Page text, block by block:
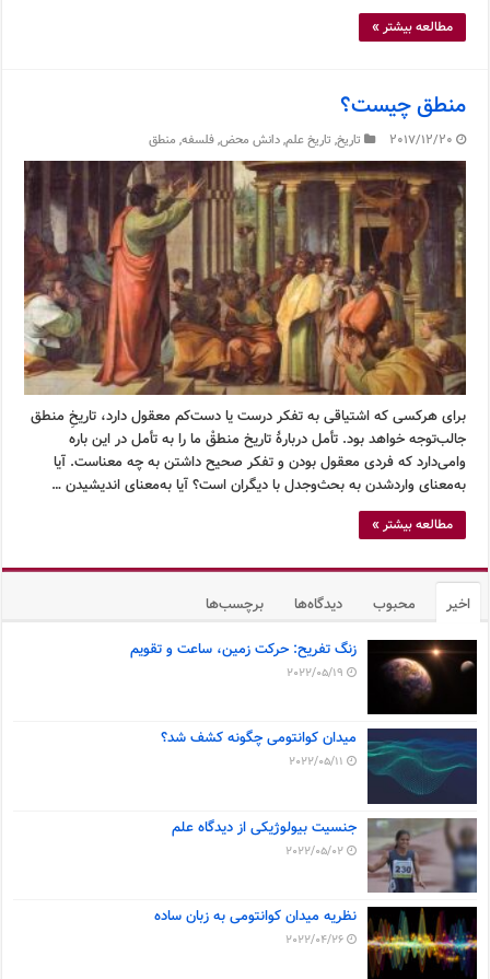
مطالعه بیشتر »
منطق چیست؟
2017/12/20 تاریخ, تاریخ علم,دانش محض,فلسفه, منطق
برای هرکسی که اشتیاقی به تفکر درست یا دست‌کم معقول دارد، تاریخِ منطق
جالب‌توجه خواهد بود. تأمل دربارۀ تاریخ منطقْ ما را به تأمل در این باره
وامی‌دارد که فردی معقول بودن و تفکر صحیح داشتن به چه معناست. آیا
به‌معنای وارد‌شدن به بحث‌وجدل با دیگران است؟ آیا به‌معنای اندیشیدن …
مطالعه بیشتر »
اخیر محبوب دیدگاه‌ها برچسب‌ها
زنگ تفریح: حرکت زمین، ساعت و تقویم
2022/05/19
میدان کوانتومی چگونه کشف شد؟
2022/05/11
جنسیت بیولوژیکی از دیدگاه علم
2022/05/02
نظریه میدان کوانتومی به زبان ساده
2022/04/26